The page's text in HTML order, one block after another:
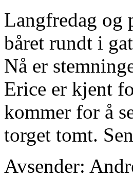
Langfredag og
båret rundt i
Nå er
Erice er kjent
kommer for å
torget tomt.
Avsender: